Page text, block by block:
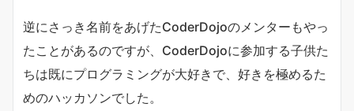
逆にさっき名前をあげたCoderDojoのメンターもやっ
たことがあるのですが、CoderDojoに参加する子供た
ちは既にプログラミングが大好きで、好きを極めるた
めのハッカソンでした。